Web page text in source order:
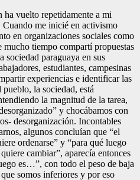
vuelto repetidamente a mi
Cuando me inicié en activismo
en organizaciones sociales como
tiempo compartí propuestas
sociedad paraguaya en sus
estudiantes, campesinas
experiencias e identificar las
pueblo, la sociedad, está
la magnitud de la tarea,
y chocábamos con
desorganización. Incontables
algunos concluían que “el
ordenarse” y “para qué luego
cambiar”, aparecía entonces
es…”, con todo el peso de baja
somos inferiores y por eso